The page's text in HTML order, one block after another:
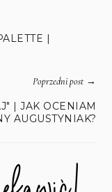
|
Poprzedni post→
| JAK OCENIAM
AUGUSTYNIAK?